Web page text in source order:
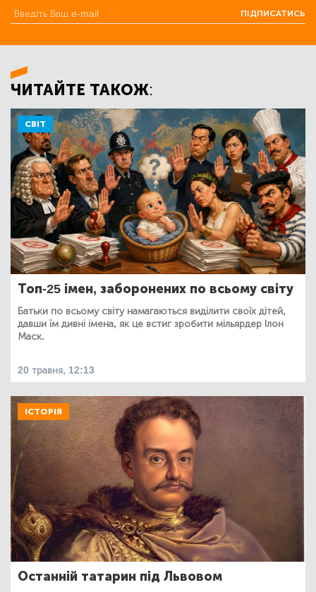
ПІДПИСАТИСЬ
ЧИТАЙТЕ ТАКОЖ:
СВІТ
Топ-25 імен, заборонених по всьому світу
Батьки по всьому світу намагаються виділити своїх дітей,
давши їм дивні імена, як це встиг зробити мільярдер Ілон
Маск.
20 травня, 12:13
ІСТОРІЯ
Останній татарин під Львовом